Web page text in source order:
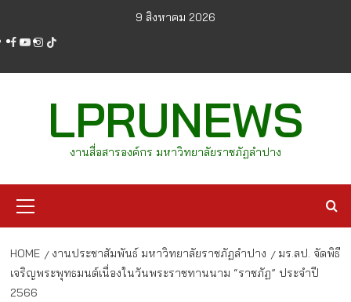
content
9 สิงหาคม 2026
facebook
youtube
instagram
tiktok
LPRUNEWS
งานสื่อสารองค์กร มหาวิทยาลัยราชภัฏลำปาง
Menu
HOME งานประชาสัมพันธ์ มหาวิทยาลัยราชภัฏลำปาง
มร.ลป. จัดพิธี
เจริญพระพุทธมนต์เนื่องในวันพระราชทานนาม “ราชภัฏ” ประจำปี
2566